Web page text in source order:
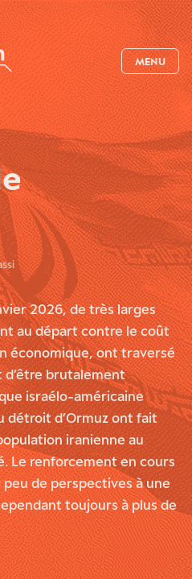
MENU
2026, de très larges
au départ contre le coût
économique, ont traversé
d’être brutalement
israélo-américaine
détroit d’Ormuz ont fait
iranienne au
Le renforcement en cours
de perspectives à une
toujours à plus de